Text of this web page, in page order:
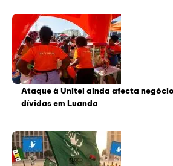
Ataque à Unitel ainda afecta
dívidas em Luanda